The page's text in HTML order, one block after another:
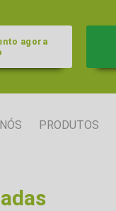
agora
PRODUTOS